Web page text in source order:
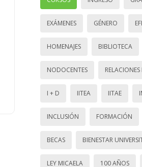
EXÁMENES GÉNERO
HOMENAJES BIBLIOTECA
NODOCENTES
I + D IITEA IITAE
INCLUSIÓN FORMACIÓN
BECAS BIENESTAR
LEY MICAELA 100 AÑOS